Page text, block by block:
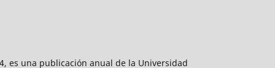
es una publicación anual de la Universidad